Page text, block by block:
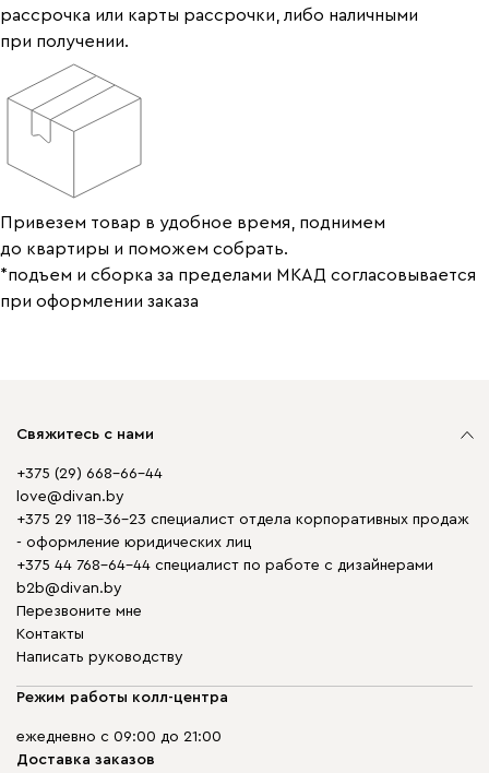
рассрочка или карты рассрочки, либо наличными
при получении.
Привезем товар в удобное время, поднимем
до квартиры и поможем собрать.
*подъем и сборка за пределами МКАД согласовывается
при оформлении заказа
Свяжитесь с нами
+375 (29) 668-66-44
love@divan.by
+375 29 118-36-23 специалист отдела корпоративных продаж
- оформление юридических лиц
+375 44 768-64-44 специалист по работе с дизайнерами
b2b@divan.by
Перезвоните мне
Контакты
Написать руководству
Режим работы колл-центра
ежедневно с 09:00 до 21:00
Доставка заказов